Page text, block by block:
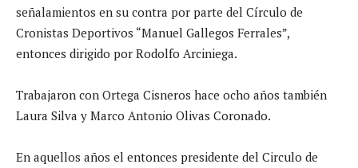
señalamientos en su contra por parte del Círculo de
Cronistas Deportivos “Manuel Gallegos Ferrales”,
entonces dirigido por Rodolfo Arciniega.
Trabajaron con Ortega Cisneros hace ocho años también
Laura Silva y Marco Antonio Olivas Coronado.
En aquellos años el entonces presidente del Circulo de